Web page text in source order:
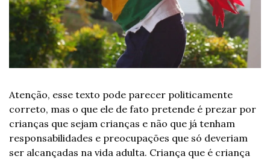
Atenção, esse texto pode parecer politicamente
correto, mas o que ele de fato pretende é prezar por
crianças que sejam crianças e não que já tenham
responsabilidades e preocupações que só deveriam
ser alcançadas na vida adulta. Criança que é criança